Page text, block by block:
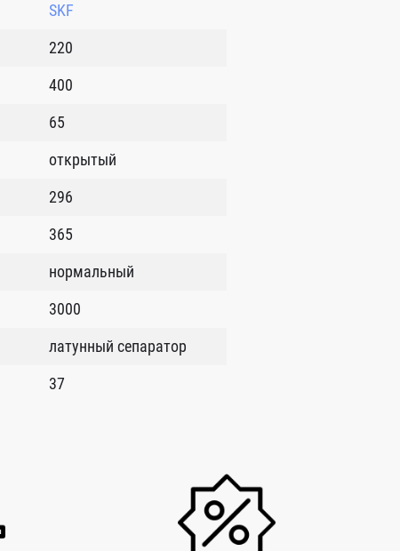
SKF
220
400
65
открытый
296
365
нормальный
3000
латунный сепаратор
37